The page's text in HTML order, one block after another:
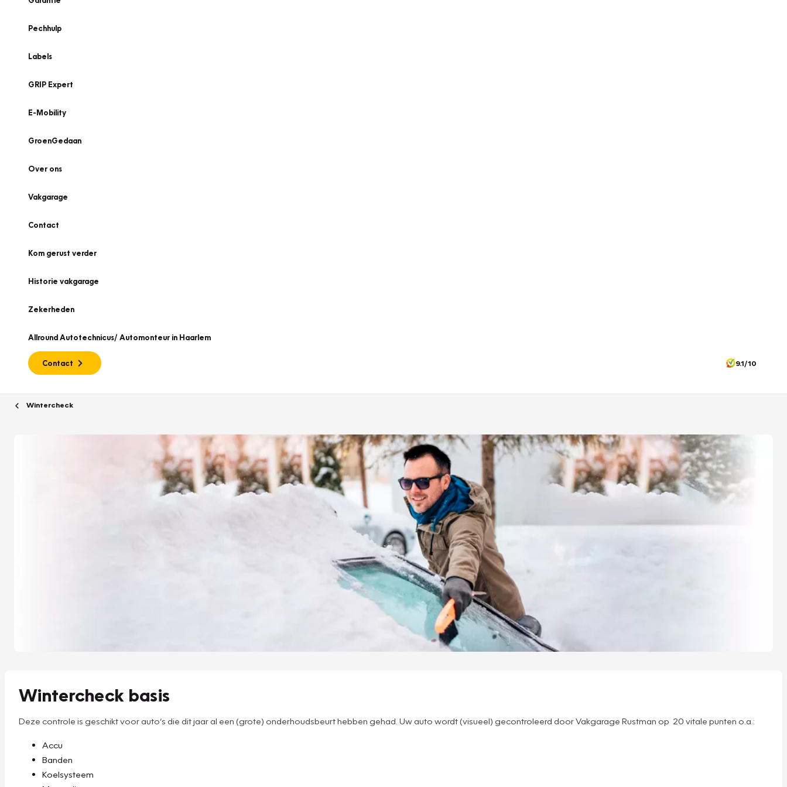
Pechhulp
Labels
GRIP Expert
E-Mobility
GroenGedaan
Over ons
Vakgarage
Contact
Kom gerust verder
Historie vakgarage
Zekerheden
Allround Autotechnicus/ Automonteur in Haarlem
Contact 9.1/10
Wintercheck
Wintercheck basis
Deze controle is geschikt voor auto’s die dit jaar al een (grote) onderhoudsbeurt hebben gehad. Uw auto wordt (visueel) gecontroleerd door Vakgarage Rustman op 20 vitale punten o.a.:
Accu
Banden
Koelsysteem